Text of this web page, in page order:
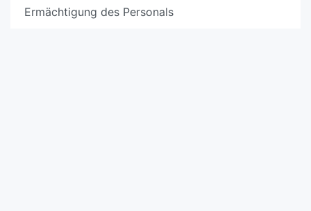
Ermächtigung des Personals